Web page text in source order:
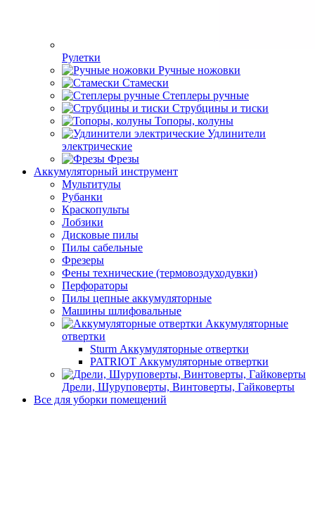
Рулетки
Ручные ножовки
Стамески
Степлеры ручные
Струбцины и тиски
Топоры, колуны
Удлинители
электрические
Фрезы
Аккумуляторный инструмент
Мультитулы
Рубанки
Краскопульты
Лобзики
Дисковые пилы
Пилы сабельные
Фрезеры
Фены технические (термовоздуходувки)
Перфораторы
Пилы цепные аккумуляторные
Машины шлифовальные
Аккумуляторные
отвертки
Sturm Аккумуляторные отвертки
PATRIOT Аккумуляторные отвертки
Дрели, Шуруповерты, Винтоверты, Гайковерты
Все для уборки помещений